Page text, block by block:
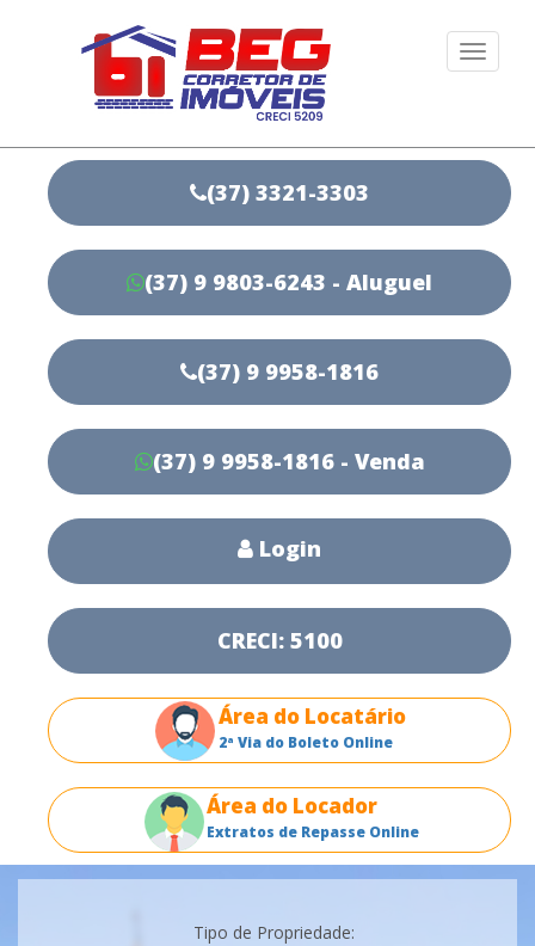
(37) 3321-3303
(37) 9 9803-6243 - Aluguel
(37) 9 9958-1816
(37) 9 9958-1816 - Venda
Login
CRECI: 5100
Área do Locatário
2ª Via do Boleto Online
Área do Locador
Extratos de Repasse Online
Tipo de Propriedade: